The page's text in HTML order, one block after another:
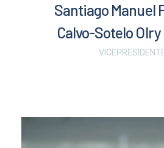
Santiago Manuel
Calvo-Sotelo